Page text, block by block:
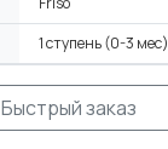
1 ступень (0-3 мес)
Быстрый заказ